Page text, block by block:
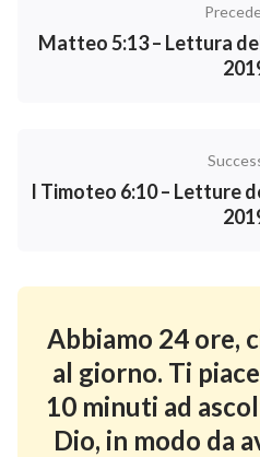
Matteo 5:13 – Lettura
I Timoteo 6:10 – Letture
Abbiamo 24 ore,
al giorno. Ti
10 minuti ad
Dio, in modo da